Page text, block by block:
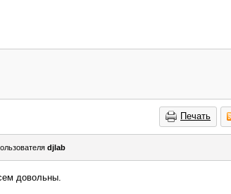
Печать
djlab
довольны.